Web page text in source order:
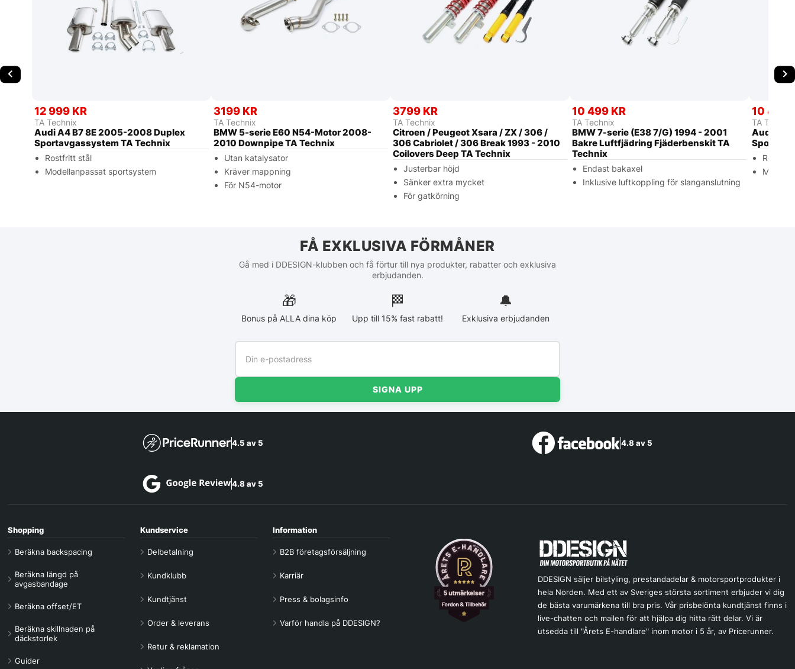
12 999 KR
TA Technix
Audi A4 B7 8E 2005-2008 Duplex
Sportavgassystem TA Technix
Rostfritt stål
Modellanpassat sportsystem
3199 KR
TA Technix
BMW 5-serie E60 N54-Motor 2008-
2010 Downpipe TA Technix
Utan katalysator
Kräver mappning
För N54-motor
3799 KR
TA Technix
Citroen / Peugeot Xsara / ZX / 306 /
306 Cabriolet / 306 Break 1993 - 2010
Coilovers Deep TA Technix
Justerbar höjd
Sänker extra mycket
För gatkörning
10 499 KR
TA Technix
BMW 7-serie (E38 7/G) 1994 - 2001
Bakre Luftfjädring Fjäderbenskit TA
Technix
Endast bakaxel
Inklusive luftkoppling för slanganslutning
10 499
TA Technix
Audi A4/
Rostfritt
FÅ EXKLUSIVA FÖRMÅNER
Gå med i DDESIGN-klubben och få förtur till nya produkter, rabatter och exklusiva
erbjudanden.
🎁
Bonus på ALLA dina köp
🏁︎
Upp till 15% fast rabatt!
🔔
Exklusiva erbjudanden
SIGNA UPP
4.5 av 5 4.8 av 5
4.8 av 5
Shopping
Beräkna backspacing
Beräkna längd på
avgasbandage
Beräkna offset/ET
Beräkna skillnaden på
däckstorlek
Guider
Kundservice
Delbetalning
Kundklubb
Kundtjänst
Order & leverans
Retur & reklamation
Information
B2B företagsförsäljning
Karriär
Press & bolagsinfo
Varför handla på DDESIGN?
DDESIGN säljer bilstyling, prestandadelar & motorsportprodukter i
hela Norden. Med ett av Sveriges största sortiment erbjuder vi dig
de bästa varumärkena till bra pris. Vår prisbelönta kundtjänst finns i
live-chatten och mailen för att hjälpa dig hitta rätt delar. Vi är
utsedda till "Årets E-handlare" inom motor i 5 år, av Pricerunner.